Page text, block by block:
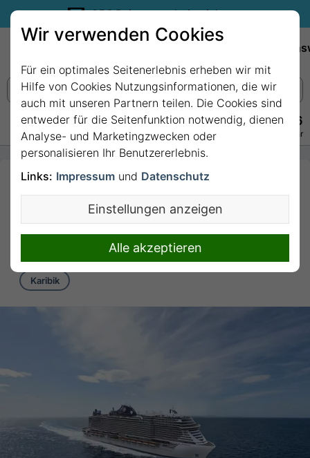
35€ Reisegutschein sichern.
+49 228 3875 7256
Persönlich · Kostenlos · Täglich 08–22 Uhr
3 Nächte Karibik
ab/bis Port Canaveral
mit MSC Seashore
3 Nächte von/bis Port Canaveral
Karibik
Wir verwenden Cookies
Für ein optimales Seitenerlebnis erheben wir mit
Hilfe von Cookies Nutzungsinformationen, die wir
auch mit unseren Partnern teilen. Die Cookies sind
entweder für die Seitenfunktion notwendig, dienen
Analyse- und Marketingzwecken oder
personalisieren Ihr Benutzererlebnis.
Links: Impressum und Datenschutz
Einstellungen anzeigen
Alle akzeptieren